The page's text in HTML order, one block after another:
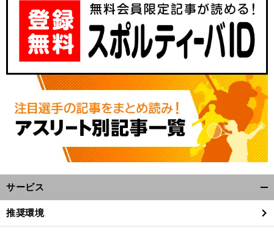
サービス
閉
推奨環境